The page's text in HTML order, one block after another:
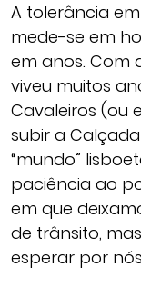
A tolerância
mede-se em
em anos. Com
viveu muitos
Cavaleiros (ou
subir a
“mundo”
paciência ao
em que
de trânsito,
esperar por